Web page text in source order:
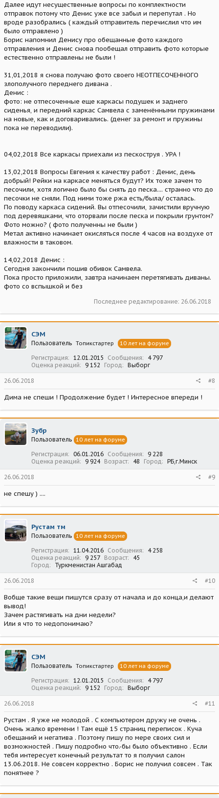
Далее идут несущественные вопросы по комплектности
отправок потому что Денис уже все забыл и перепутал . Но
вроде разобрались ( каждый отправитель перечислил что им
было отправлено )
Борис напомнил Денису про обещанные фото каждого
отправления и Денис снова пообещал отправить фото которые
естественно отправлены не были !
31,01,2018 я снова получаю фото своего НЕОТПЕСОЧЕННОГО
злополучного переднего дивана .
Денис :
фото: не отпесоченные еще каркасы подушек и заднего
сиденья, и передний каркас Самвела с заменёнными пружинами
на новые, как и договаривались. (денег за ремонт и пружины
пока не переводили).
04,02,2018 Все каркасы приехали из пескоструя . УРА !
13,02,2018 Вопросы Евгения к качеству работ : Денис, день
добрый! Рейки на каркасе меняться будут? Их тоже зачем то
песочили, хотя логично было бы снять до песка.... странно что до
песочки не сняли. Под ними тоже ржа есть/была/ осталась.
По поводу каркаса сидений. Вы отпесочили, зачистили вручную
под деревяшками, что оторвали после песка и покрыли грунтом?
Фото можно? ( фото полученны не были )
Метал активно начинает окисляться после 4 часов на воздухе от
влажности в таковом.
14,02,2018 Денис :
Сегодня закончили пошив обивок Самвела.
Пока просто приложили, завтра начинаем перетягивать диваны.
фото со вспышкой и без
Последнее редактирование: 26.06.2018
СЭМ
Пользователь Топикстартер 10 лет на форуме
Регистрация 12.01.2015 Сообщения
4 797
Оценка реакций
9 152 Город Выборг
26.06.2018 #8
Дима не спеши ! Продолжение будет ! Интересное впереди !
Зубр
Пользователь 10 лет на форуме
Регистрация 06.01.2016 Сообщения
9 228
Оценка реакций
9 924 Возраст 48 Город РБ,г.Минск
26.06.2018 #9
не спешу ) ....
Рустам тм
Пользователь 10 лет на форуме
Регистрация 11.04.2016 Сообщения
4 258
Оценка реакций
9 257 Возраст
45
Город
Туркменистан Ашгабад
26.06.2018 #10
Вобще такие вещи пишутся сразу от начала и до конца,и делают
вывод!
Зачем растягивать на дни недели?
Или я что то недопонимаю?
СЭМ
Пользователь Топикстартер 10 лет на форуме
Регистрация 12.01.2015 Сообщения
4 797
Оценка реакций
9 152 Город Выборг
26.06.2018 #11
Рустам . Я уже не молодой . С компьютером дружу не очень .
Очень жалко времени ! Там ещё 15 страниц переписок . Куча
обещаний и негатива . Поэтому пишу по мере своих сил и
возможностей . Пишу подробно что.-бы было объективно . Если
тебя интересует конечный результат то я получил салон
13.06.2018. Не совсем корректно . Борис не получил совсем . Так
понятнее ?